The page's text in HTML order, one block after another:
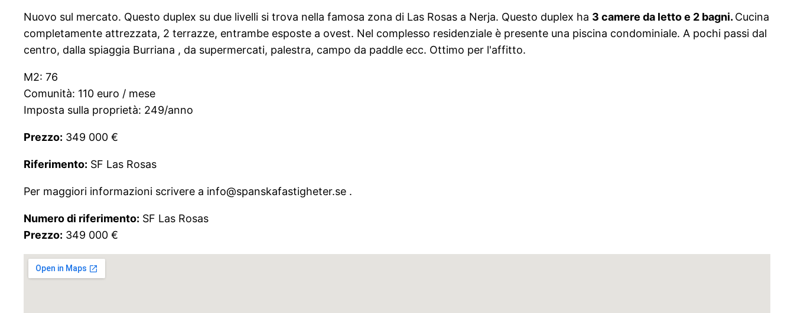
Nuovo sul mercato. Questo duplex su due livelli si trova nella famosa zona di Las Rosas a Nerja. Questo duplex ha 3 camere da letto e 2 bagni. Cucina
completamente attrezzata, 2 terrazze, entrambe esposte a ovest. Nel complesso residenziale è presente una piscina condominiale. A pochi passi dal
centro, dalla spiaggia Burriana , da supermercati, palestra, campo da paddle ecc. Ottimo per l'affitto.
M2: 76
Comunità: 110 euro / mese
Imposta sulla proprietà: 249/anno
Prezzo: 349 000 €
Riferimento: SF Las Rosas
Per maggiori informazioni scrivere a info@spanskafastigheter.se .
Numero di riferimento: SF Las Rosas
Prezzo: 349 000 €